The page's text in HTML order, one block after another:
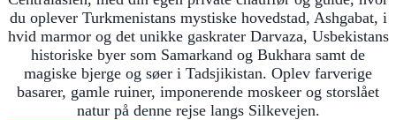
du oplever Turkmenistans mystiske hovedstad, Ashgabat, i
hvid marmor og det unikke gaskrater Darvaza, Usbekistans
historiske byer som Samarkand og Bukhara samt de
magiske bjerge og søer i Tadsjikistan. Oplev farverige
basarer, gamle ruiner, imponerende moskeer og storslået
natur på denne rejse langs Silkevejen.